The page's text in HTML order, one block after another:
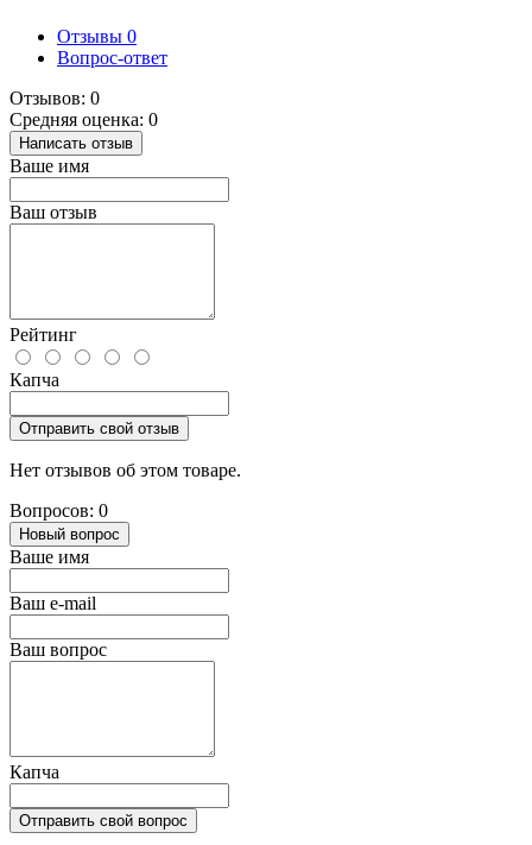
Отзывы 0
Вопрос-ответ
Отзывов: 0
Средняя оценка: 0
Написать отзыв
Ваше имя
Ваш отзыв
Рейтинг
Капча
Отправить свой отзыв
Нет отзывов об этом товаре.
Вопросов: 0
Новый вопрос
Ваше имя
Ваш e-mail
Ваш вопрос
Капча
Отправить свой вопрос